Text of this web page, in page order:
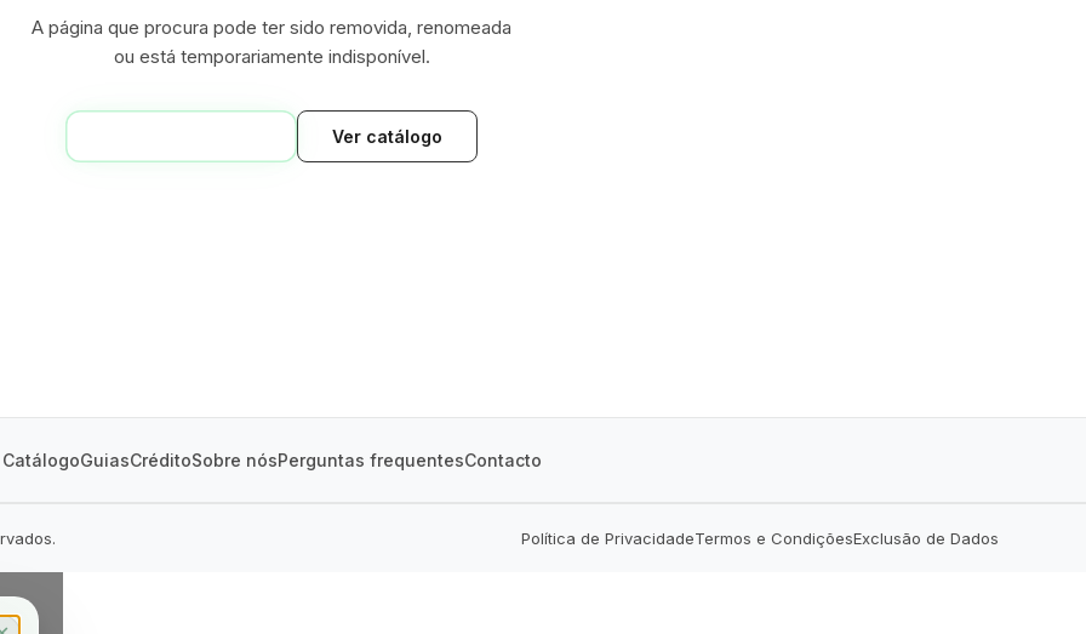
GREEN VILLAGE
A página que procura pode ter sido removida, renomeada
ou está temporariamente indisponível.
Ver catálogo
CatálogoGuiasCréditoSobre nósPerguntas frequentesContacto
Política de PrivacidadeTermos e CondiçõesExclusão de Dados